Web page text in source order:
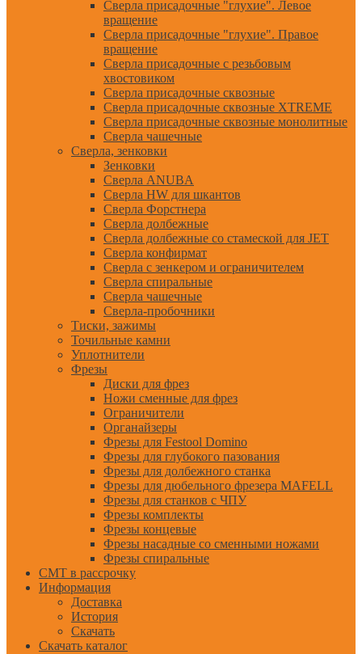
Сверла присадочные "глухие". Левое
вращение
Сверла присадочные "глухие". Правое
вращение
Сверла присадочные с резьбовым
хвостовиком
Сверла присадочные сквозные
Сверла присадочные сквозные XTREME
Сверла присадочные сквозные монолитные
Сверла чашечные
Сверла, зенковки
Зенковки
Сверла ANUBA
Сверла HW для шкантов
Сверла Форстнера
Сверла долбежные
Сверла долбежные со стамеской для JET
Сверла конфирмат
Сверла с зенкером и ограничителем
Сверла спиральные
Сверла чашечные
Сверла-пробочники
Тиски, зажимы
Точильные камни
Уплотнители
Фрезы
Диски для фрез
Ножи сменные для фрез
Ограничители
Органайзеры
Фрезы для Festool Domino
Фрезы для глубокого пазования
Фрезы для долбежного станка
Фрезы для дюбельного фрезера MAFELL
Фрезы для станков с ЧПУ
Фрезы комплекты
Фрезы концевые
Фрезы насадные со сменными ножами
Фрезы спиральные
CMT в рассрочку
Информация
Доставка
История
Скачать
Скачать каталог